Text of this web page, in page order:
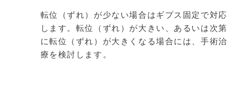
転位（ずれ）が少ない場合はギプス固定で対応
します。転位（ずれ）が大きい、あるいは次第
に転位（ずれ）が大きくなる場合には、手術治
療を検討します。